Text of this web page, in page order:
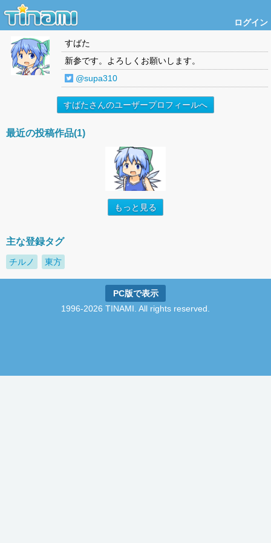
ログイン
すばた
新参です。よろしくお願いします。
@supa310
すばたさんのユーザープロフィールへ
最近の投稿作品(1)
もっと見る
主な登録タグ
チルノ 東方
PC版で表示
1996-2026 TINAMI. All rights reserved.